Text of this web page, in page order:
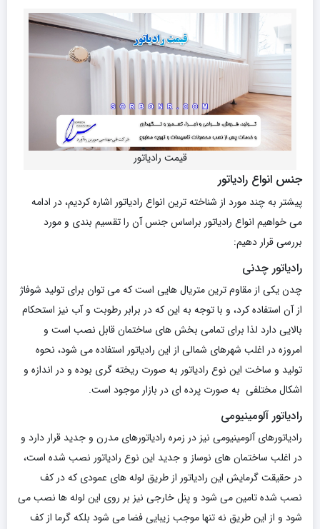
قیمت رادیاتور
جنس انواع رادیاتور
پیشتر به چند مورد از شناخته ترین انواع رادیاتور اشاره کردیم، در ادامه
می خواهیم انواع رادیاتور براساس جنس آن را تقسیم بندی و مورد
بررسی قرار دهیم:
رادیاتور چدنی
چدن یکی از مقاوم ترین متریال هایی است که می توان برای تولید شوفاژ
از آن استفاده کرد، و با توجه به این که در برابر رطوبت و آب نیز استحکام
بالایی دارد لذا برای تمامی بخش های ساختمان قابل نصب است و
امروزه در اغلب شهرهای شمالی از این رادیاتور استفاده می شود، نحوه
تولید و ساخت این نوع رادیاتور به صورت ریخته گری بوده و در اندازه و
اشکال مختلفی به صورت پرده ای در بازار موجود است.
رادیاتور آلومینیومی
رادیاتورهای آلومینیومی نیز در زمره رادیاتورهای مدرن و جدید قرار دارد و
در اغلب ساختمان های نوساز و جدید این نوع رادیاتور نصب شده است،
در حقیقت گرمایش این رادیاتور از طریق لوله های عمودی که در کف
نصب شده تامین می شود و پنل خارجی نیز بر روی این لوله ها نصب می
شود و از این طریق نه تنها موجب زیبایی فضا می شود بلکه گرما از کف